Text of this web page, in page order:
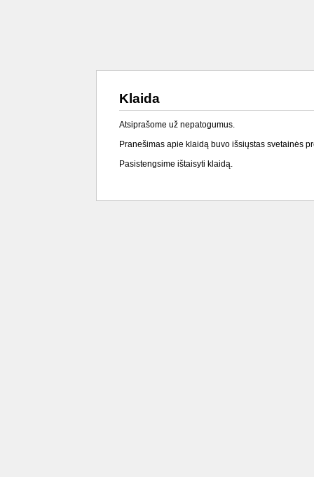
Klaida
Atsiprašome už nepatogumus.
Pranešimas apie klaidą buvo išsiųstas svetainės
Pasistengsime ištaisyti klaidą.